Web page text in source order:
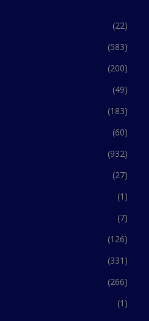
(22)
(583)
(200)
(49)
(183)
(60)
(932)
(27)
(1)
(7)
(126)
(331)
(266)
(1)